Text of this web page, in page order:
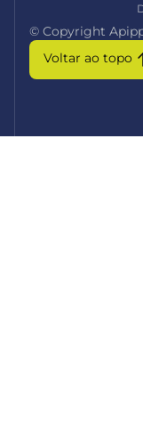
© Copyright
Voltar ao topo